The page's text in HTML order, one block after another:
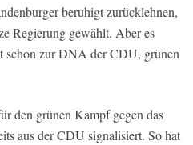
beruhigt zurücklehnen,
Regierung gewählt. Aber es
schon zur DNA der CDU, grünen
den grünen Kampf gegen das
aus der CDU signalisiert. So hat